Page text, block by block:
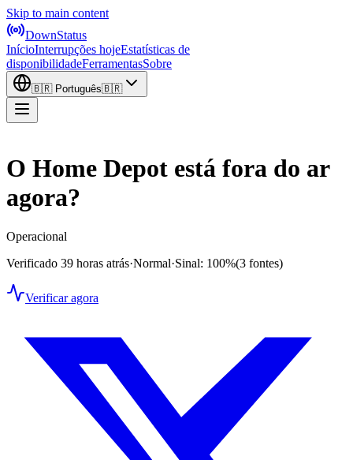
Skip to main content
DownStatus
InícioInterrupções hojeEstatísticas de
disponibilidadeFerramentasSobre
🇧🇷 Português🇧🇷
O Home Depot está fora do ar
agora?
Operacional
Verificado 39 horas atrás·Normal·Sinal: 100%(3 fontes)
Verificar agora